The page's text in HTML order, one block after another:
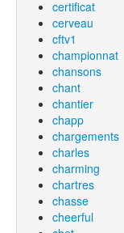
certificat
cerveau
cftv1
championnat
chansons
chant
chantier
chapp
chargements
charles
charming
chartres
chasse
cheerful